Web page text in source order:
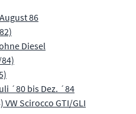
86
Diesel
´80 bis Dez. ´84
VW Scirocco GTI/GLI